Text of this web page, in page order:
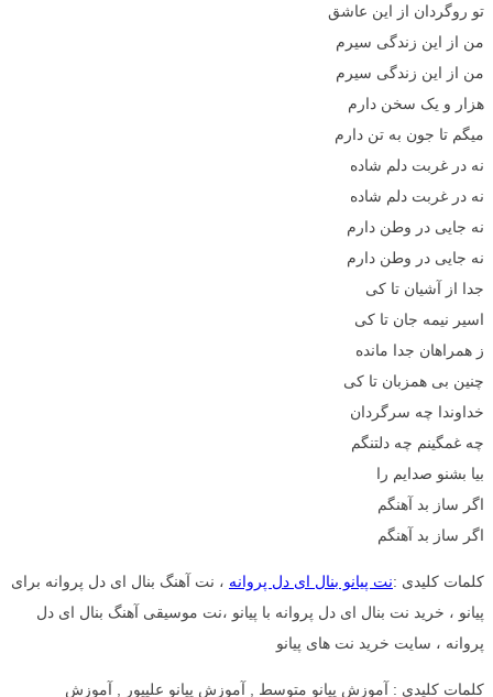
تو روگردان از این عاشق
من از این زندگی سیرم
من از این زندگی سیرم
هزار و یک سخن دارم
میگم تا جون به تن دارم
نه در غربت دلم شاده
نه در غربت دلم شاده
نه جایی در وطن دارم
نه جایی در وطن دارم
جدا از آشیان تا کی
اسیر نیمه جان تا کی
ز همراهان جدا مانده
چنین بی همزبان تا کی
خداوندا چه سرگردان
چه غمگینم چه دلتنگم
بیا بشنو صدایم را
اگر ساز بد آهنگم
اگر ساز بد آهنگم
کلمات کلیدی :نت پیانو بنال ای دل پروانه ، نت آهنگ بنال ای دل پروانه برای
پیانو ، خرید نت بنال ای دل پروانه با پیانو ،نت موسیقی آهنگ بنال ای دل
پروانه ، سایت خرید نت های پیانو
کلمات کلیدی : آموزش پیانو متوسط , آموزش پیانو علیپور , آموزش